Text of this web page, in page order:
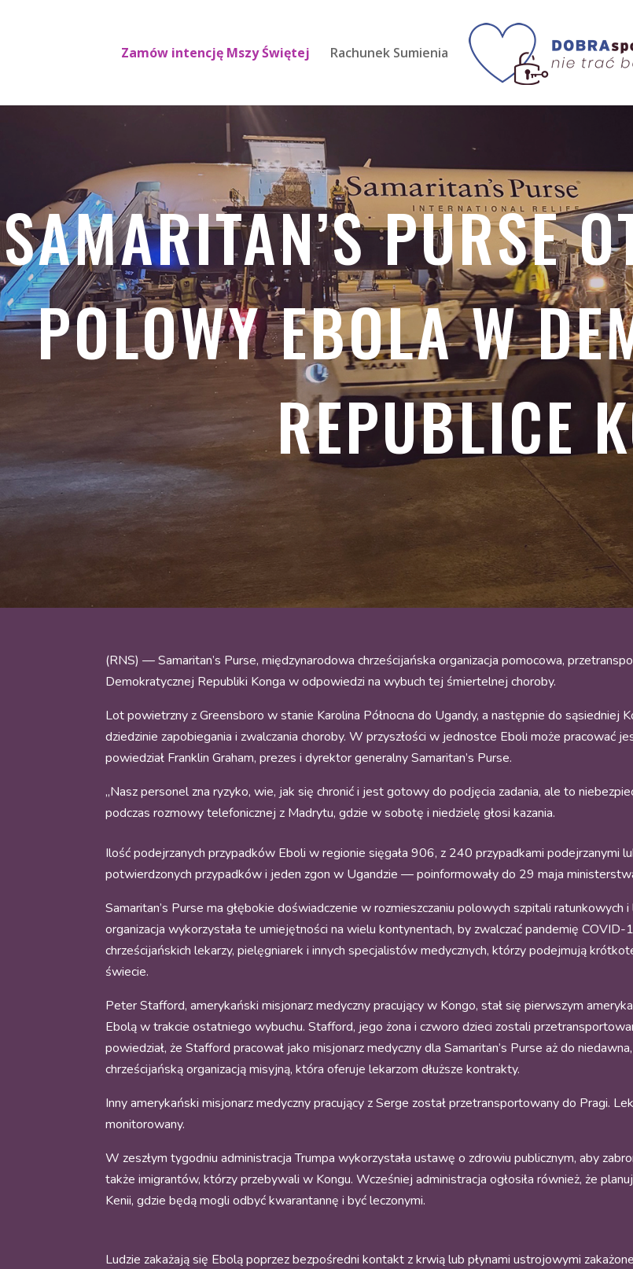
Zamów intencję Mszy Świętej Rachunek Sumienia
SAMARITAN’S PURSE
POLOWY EBOLA W
REPUBLICE
(RNS) — Samaritan’s Purse, międzynarodowa chrześcijańska organizacja pomocowa,
Demokratycznej Republiki Konga w odpowiedzi na wybuch tej śmiertelnej choroby.
Lot powietrzny z Greensboro w stanie Karolina Północna do Ugandy, a następnie do sąsiedniej
dziedzinie zapobiegania i zwalczania choroby. W przyszłości w jednostce Eboli może
powiedział Franklin Graham, prezes i dyrektor generalny Samaritan’s Purse.
„Nasz personel zna ryzyko, wie, jak się chronić i jest gotowy do podjęcia zadania, ale to
podczas rozmowy telefonicznej z Madrytu, gdzie w sobotę i niedzielę głosi kazania.
Ilość podejrzanych przypadków Eboli w regionie sięgała 906, z 240 przypadkami podejrzanymi
potwierdzonych przypadków i jeden zgon w Ugandzie — poinformowały do 29 maja
Samaritan’s Purse ma głębokie doświadczenie w rozmieszczaniu polowych szpitali
organizacja wykorzystała te umiejętności na wielu kontynentach, by zwalczać pandemię COVID-
chrześcijańskich lekarzy, pielęgniarek i innych specjalistów medycznych, którzy podejmują
świecie.
Peter Stafford, amerykański misjonarz medyczny pracujący w Kongo, stał się pierwszym
Ebolą w trakcie ostatniego wybuchu. Stafford, jego żona i czworo dzieci zostali
powiedział, że Stafford pracował jako misjonarz medyczny dla Samaritan’s Purse aż do
chrześcijańską organizacją misyjną, która oferuje lekarzom dłuższe kontrakty.
Inny amerykański misjonarz medyczny pracujący z Serge został przetransportowany do Pragi.
monitorowany.
W zeszłym tygodniu administracja Trumpa wykorzystała ustawę o zdrowiu publicznym, aby
także imigrantów, którzy przebywali w Kongu. Wcześniej administracja ogłosiła również, że
Kenii, gdzie będą mogli odbyć kwarantannę i być leczonymi.
Ludzie zakażają się Ebolą poprzez bezpośredni kontakt z krwią lub płynami ustrojowymi